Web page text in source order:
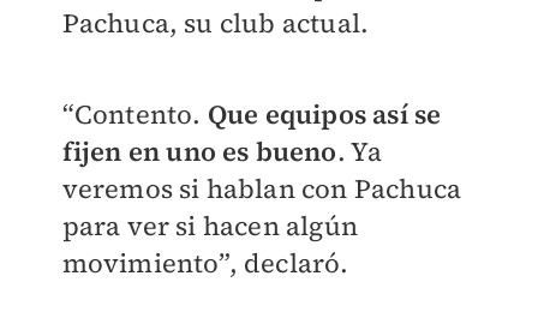
Pachuca, su club actual.
“Contento. Que equipos así se
fijen en uno es bueno. Ya
veremos si hablan con Pachuca
para ver si hacen algún
movimiento”, declaró.